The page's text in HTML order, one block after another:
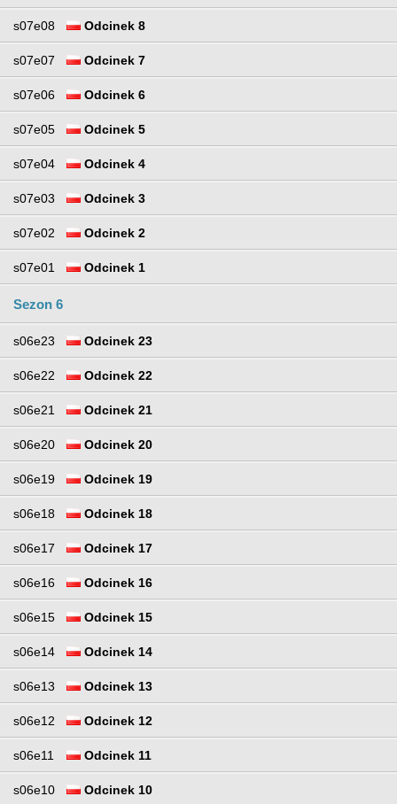
s07e08 Odcinek 8
s07e07 Odcinek 7
s07e06 Odcinek 6
s07e05 Odcinek 5
s07e04 Odcinek 4
s07e03 Odcinek 3
s07e02 Odcinek 2
s07e01 Odcinek 1
Sezon 6
s06e23 Odcinek 23
s06e22 Odcinek 22
s06e21 Odcinek 21
s06e20 Odcinek 20
s06e19 Odcinek 19
s06e18 Odcinek 18
s06e17 Odcinek 17
s06e16 Odcinek 16
s06e15 Odcinek 15
s06e14 Odcinek 14
s06e13 Odcinek 13
s06e12 Odcinek 12
s06e11 Odcinek 11
s06e10 Odcinek 10